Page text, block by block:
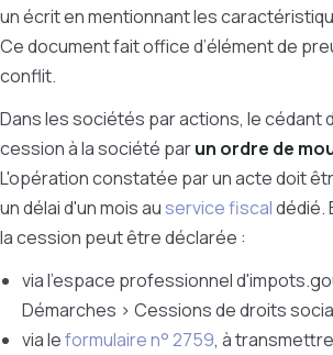
un écrit en mentionnant les
Ce document fait office d’élément de
conflit.
Dans les sociétés par actions, le cédant
cession à la société parun ordre de
L'opération constatée par un acte doit
un délai d'un mois auservice fiscaldédié.
la cession peut être déclarée :
via l'espace professionnel
Démarches > Cessions de droits
via leformulaire n° 2759, à